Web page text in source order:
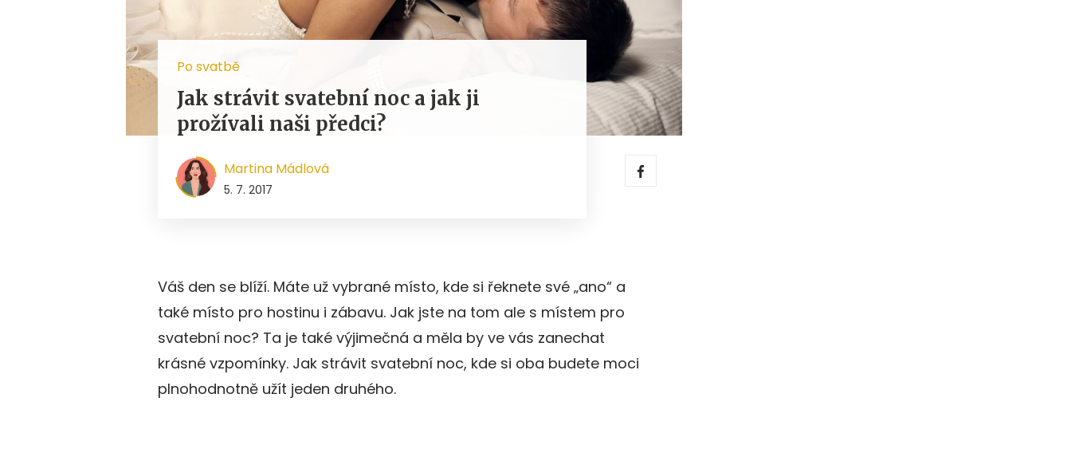
Po svatbě
Jak strávit svatební noc a jak ji
prožívali naši předci?
Martina Mádlová
5. 7. 2017
Váš den se blíží. Máte už vybrané místo, kde si řeknete své „ano“ a
také místo pro hostinu i zábavu. Jak jste na tom ale s místem pro
svatební noc? Ta je také výjimečná a měla by ve vás zanechat
krásné vzpomínky. Jak strávit svatební noc, kde si oba budete moci
plnohodnotně užít jeden druhého.